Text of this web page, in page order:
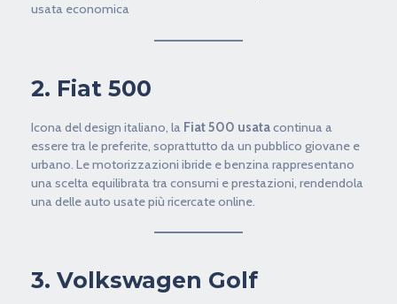
usata economica
2. Fiat 500
Icona del design italiano, la Fiat 500 usatacontinua a
essere tra le preferite, soprattutto da un pubblico giovane e
urbano. Le motorizzazioni ibride e benzina rappresentano
una scelta equilibrata tra consumi e prestazioni, rendendola
una delle auto usate più ricercate online.
3. Volkswagen Golf